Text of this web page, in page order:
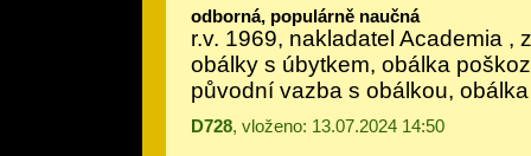
odborná, populárně naučná
r.v. 1969, nakladatel Academia ,
obálky s úbytkem, obálka
původní vazba s obálkou,
D728, vloženo: 13.07.2024 14:50